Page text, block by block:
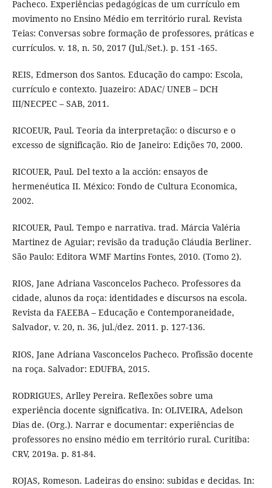
Pacheco. Experiências pedagógicas de um currículo em
movimento no Ensino Médio em território rural. Revista
Teias: Conversas sobre formação de professores, práticas e
currículos. v. 18, n. 50, 2017 (Jul./Set.). p. 151 -165.
REIS, Edmerson dos Santos. Educação do campo: Escola,
currículo e contexto. Juazeiro: ADAC/ UNEB – DCH
III/NECPEC – SAB, 2011.
RICOEUR, Paul. Teoria da interpretação: o discurso e o
excesso de significação. Rio de Janeiro: Edições 70, 2000.
RICOUER, Paul. Del texto a la acción: ensayos de
hermenéutica II. México: Fondo de Cultura Economica,
2002.
RICOUER, Paul. Tempo e narrativa. trad. Márcia Valéria
Martinez de Aguiar; revisão da tradução Cláudia Berliner.
São Paulo: Editora WMF Martins Fontes, 2010. (Tomo 2).
RIOS, Jane Adriana Vasconcelos Pacheco. Professores da
cidade, alunos da roça: identidades e discursos na escola.
Revista da FAEEBA – Educação e Contemporaneidade,
Salvador, v. 20, n. 36, jul./dez. 2011. p. 127-136.
RIOS, Jane Adriana Vasconcelos Pacheco. Profissão docente
na roça. Salvador: EDUFBA, 2015.
RODRIGUES, Arlley Pereira. Reflexões sobre uma
experiência docente significativa. In: OLIVEIRA, Adelson
Dias de. (Org.). Narrar e documentar: experiências de
professores no ensino médio em território rural. Curitiba:
CRV, 2019a. p. 81-84.
ROJAS, Romeson. Ladeiras do ensino: subidas e decidas. In: